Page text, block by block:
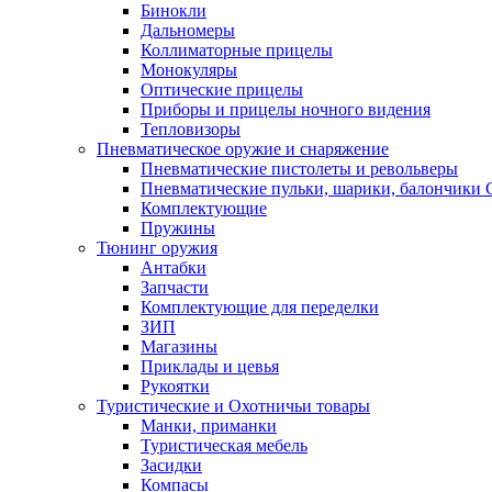
Бинокли
Дальномеры
Коллиматорные прицелы
Монокуляры
Оптические прицелы
Приборы и прицелы ночного видения
Тепловизоры
Пневматическое оружие и снаряжение
Пневматические пистолеты и револьверы
Пневматические пульки, шарики, балончики
Комплектующие
Пружины
Тюнинг оружия
Антабки
Запчасти
Комплектующие для переделки
ЗИП
Магазины
Приклады и цевья
Рукоятки
Туристические и Охотничьи товары
Манки, приманки
Туристическая мебель
Засидки
Компасы